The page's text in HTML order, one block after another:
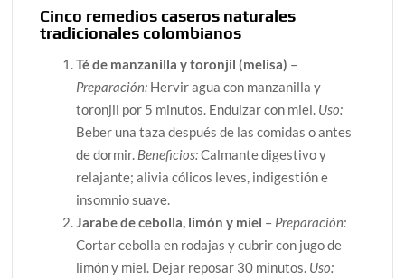
Cinco remedios caseros naturales
tradicionales colombianos
Té de manzanilla y toronjil (melisa) –
Preparación: Hervir agua con manzanilla y
toronjil por 5 minutos. Endulzar con miel. Uso:
Beber una taza después de las comidas o antes
de dormir. Beneficios:Calmante digestivo y
relajante; alivia cólicos leves, indigestión e
insomnio suave.
Jarabe de cebolla, limón y miel – Preparación:
Cortar cebolla en rodajas y cubrir con jugo de
limón y miel. Dejar reposar 30 minutos. Uso: